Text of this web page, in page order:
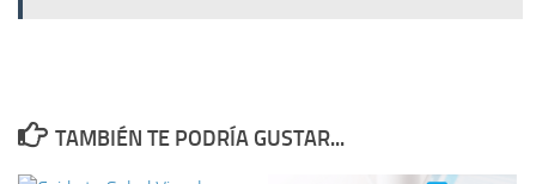
TAMBIÉN TE PODRÍA GUSTAR...